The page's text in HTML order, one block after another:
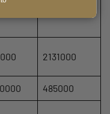
2131000
485000